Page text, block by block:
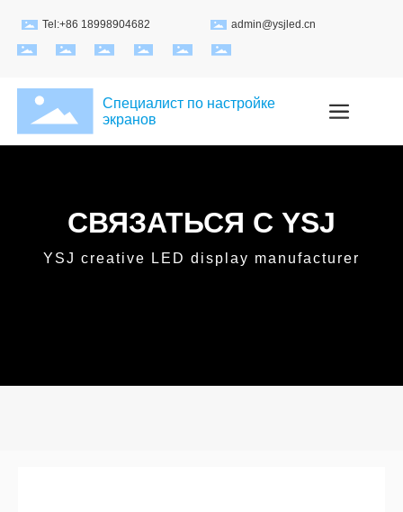
Tel:+86 18998904682 admin@ysjled.cn
Специалист по настройке
экранов
СВЯЗАТЬСЯ С YSJ
YSJ creative LED display manufacturer